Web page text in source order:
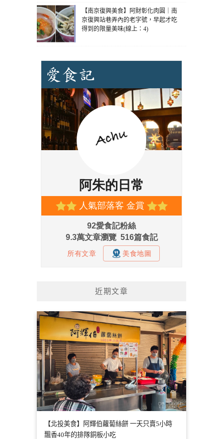
【南京復興美食】阿財彰化肉圓｜南
京復興站巷弄內的老字號，早起才吃
得到的限量美味(線上：4)
近期文章
【北投美食】阿輝伯蘿蔔絲餅 一天只賣5小時
飄香40年的排隊銅板小吃